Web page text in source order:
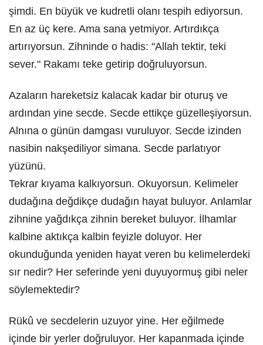
şimdi. En büyük ve kudretli olanı tespih ediyorsun.
En az üç kere. Ama sana yetmiyor. Artırdıkça
artırıyorsun. Zihninde o hadis: "Allah tektir, teki
sever." Rakamı teke getirip doğruluyorsun.
Azaların hareketsiz kalacak kadar bir oturuş ve
ardından yine secde. Secde ettikçe güzelleşiyorsun.
Alnına o günün damgası vuruluyor. Secde izinden
nasibin nakşediliyor simana. Secde parlatıyor
yüzünü.
Tekrar kıyama kalkıyorsun. Okuyorsun. Kelimeler
dudağına değdikçe dudağın hayat buluyor. Anlamlar
zihnine yağdıkça zihnin bereket buluyor. İlhamlar
kalbine aktıkça kalbin feyizle doluyor. Her
okunduğunda yeniden hayat veren bu kelimelerdeki
sır nedir? Her seferinde yeni duyuyormuş gibi neler
söylemektedir?
Rükû ve secdelerin uzuyor yine. Her eğilmede
içinde bir yerler doğruluyor. Her kapanmada içinde